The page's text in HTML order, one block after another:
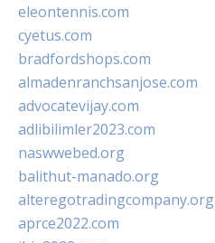
eleontennis.com
cyetus.com
bradfordshops.com
almadenranchsanjose.com
advocatevijay.com
adlibilimler2023.com
naswwebed.org
balithut-manado.org
alteregotradingcompany.org
aprce2022.com